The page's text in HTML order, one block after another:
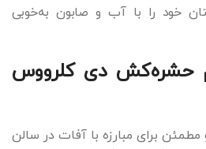
خود را با آب و صابون به‌خوبی
حشره‌کش دی کلرووس
مطمئن برای مبارزه با آفات در سالن